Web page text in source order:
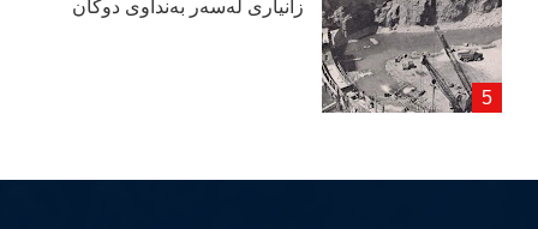
زانیاری لەسەر بەنداوی دوكان